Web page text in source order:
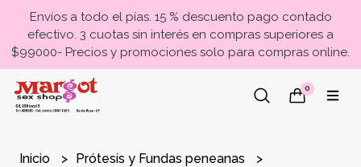
Envíos a todo el pías. 15 % descuento pago contado
efectivo. 3 cuotas sin interés en compras superiores a
$99000- Precios y promociones solo para compras online.
0
Inicio
Prótesis y Fundas peneanas